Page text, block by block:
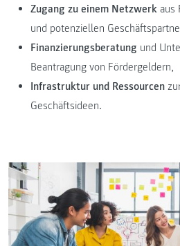
Zugang zu einem Netzwerk aus
und potenziellen
Finanzierungsberatung und
Beantragung von Fördergeldern,
Infrastruktur und Ressourcen
Geschäftsideen.